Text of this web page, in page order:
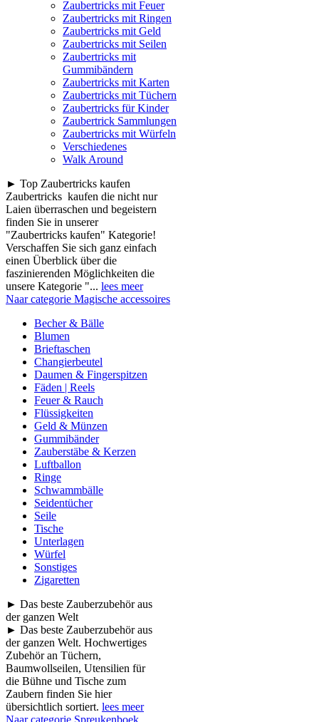
Zaubertricks mit Feuer
Zaubertricks mit Ringen
Zaubertricks mit Geld
Zaubertricks mit Seilen
Zaubertricks mit
Gummibändern
Zaubertricks mit Karten
Zaubertricks mit Tüchern
Zaubertricks für Kinder
Zaubertrick Sammlungen
Zaubertricks mit Würfeln
Verschiedenes
Walk Around
► Top Zaubertricks kaufen
Zaubertricks kaufen die nicht nur
Laien überraschen und begeistern
finden Sie in unserer
"Zaubertricks kaufen" Kategorie!
Verschaffen Sie sich ganz einfach
einen Überblick über die
faszinierenden Möglichkeiten die
unsere Kategorie "... lees meer
Naar categorie Magische accessoires
Becher & Bälle
Blumen
Brieftaschen
Changierbeutel
Daumen & Fingerspitzen
Fäden | Reels
Feuer & Rauch
Flüssigkeiten
Geld & Münzen
Gummibänder
Zauberstäbe & Kerzen
Luftballon
Ringe
Schwammbälle
Seidentücher
Seile
Tische
Unterlagen
Würfel
Sonstiges
Zigaretten
► Das beste Zauberzubehör aus
der ganzen Welt
► Das beste Zauberzubehör aus
der ganzen Welt. Hochwertiges
Zubehör an Tüchern,
Baumwollseilen, Utensilien für
die Bühne und Tische zum
Zaubern finden Sie hier
übersichtlich sortiert. lees meer
Naar categorie Spreukenboek